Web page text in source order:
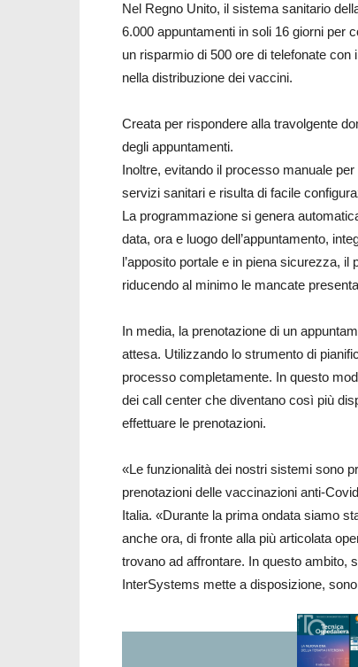
Nel Regno Unito, il sistema sanitario
6.000 appuntamenti in soli 16 giorni per
un risparmio di 500 ore di telefonate
nella distribuzione dei vaccini.
Creata per rispondere alla travolgente
degli appuntamenti.
Inoltre, evitando il processo manuale
servizi sanitari e risulta di facile
La programmazione si genera
data, ora e luogo dell’appuntamento,
l’apposito portale e in piena sicurezza,
riducendo al minimo le mancate
In media, la prenotazione di un
attesa. Utilizzando lo strumento di
processo completamente. In questo
dei call center che diventano così più
effettuare le prenotazioni.
«Le funzionalità dei nostri sistemi sono
prenotazioni delle vaccinazioni anti-
Italia. «Durante la prima ondata siamo
anche ora, di fronte alla più articolata
trovano ad affrontare. In questo ambito,
InterSystems mette a disposizione,